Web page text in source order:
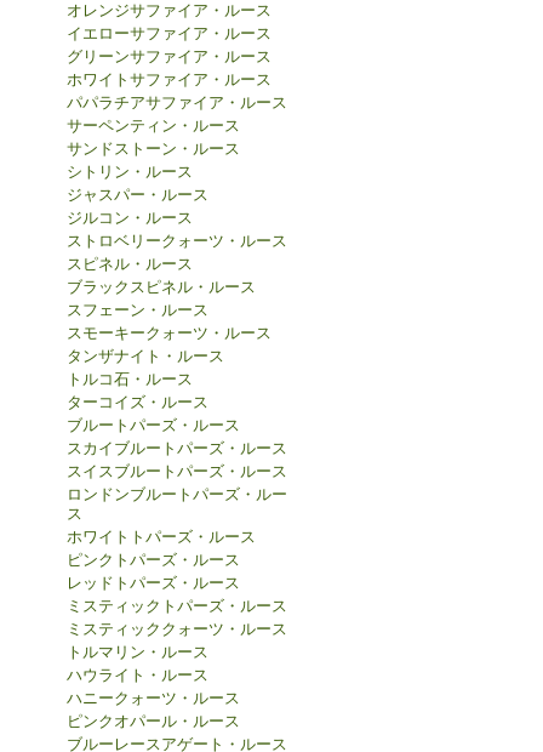
オレンジサファイア・ルース
イエローサファイア・ルース
グリーンサファイア・ルース
ホワイトサファイア・ルース
パパラチアサファイア・ルース
サーペンティン・ルース
サンドストーン・ルース
シトリン・ルース
ジャスパー・ルース
ジルコン・ルース
ストロベリークォーツ・ルース
スピネル・ルース
ブラックスピネル・ルース
スフェーン・ルース
スモーキークォーツ・ルース
タンザナイト・ルース
トルコ石・ルース
ターコイズ・ルース
ブルートパーズ・ルース
スカイブルートパーズ・ルース
スイスブルートパーズ・ルース
ロンドンブルートパーズ・ルー
ス
ホワイトトパーズ・ルース
ピンクトパーズ・ルース
レッドトパーズ・ルース
ミスティックトパーズ・ルース
ミスティッククォーツ・ルース
トルマリン・ルース
ハウライト・ルース
ハニークォーツ・ルース
ピンクオパール・ルース
ブルーレースアゲート・ルース